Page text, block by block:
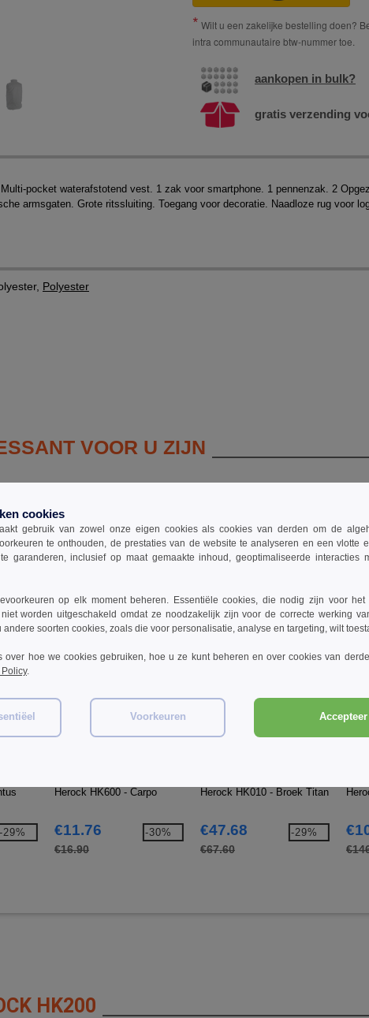
Wilt u een zakelijke bestelling doen?
intra communautaire btw-nummer toe.
aankopen in bulk?
gratis verzending
. Multi-pocket waterafstotend vest. 1 zak voor smartphone. 1 pennenzak. 2
armsgaten. Grote ritssluiting. Toegang voor decoratie. Naadloze rug voor
Polyester
VOOR U ZIJN
jassen
-29%
Herock HK600 - Carpo
€11.76
€16.90
-30%
Herock HK010 - Broek Titan
€47.68
€67.60
-29%
HK200
cookies
gebruik van zowel onze eigen cookies als cookies van derden om de
te onthouden, de prestaties van de website te analyseren en een vlotte
garanderen, inclusief op maat gemaakte inhoud, geoptimaliseerde interacties
op elk moment beheren. Essentiële cookies, die nodig zijn voor het
worden uitgeschakeld omdat ze noodzakelijk zijn voor de correcte werking
andere soorten cookies, zoals die voor personalisatie, analyse en targeting, wilt
over hoe we cookies gebruiken, hoe u ze kunt beheren en over cookies van
.
Voorkeuren